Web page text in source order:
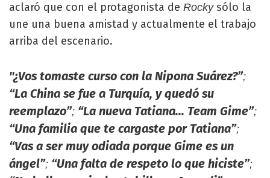
aclaró que con el protagonista de Rockysólo la
une una buena amistad y actualmente el trabajo
arriba del escenario.
"¿Vos tomaste curso con la Nipona Suárez?”;
“La China se fue a Turquía, y quedó su
reemplazo”; “La nueva Tatiana... Team Gime”;
“Una familia que te cargaste por Tatiana”;
“Vas a ser muy odiada porque Gime es un
ángel”; “Una falta de respeto lo que hiciste”;